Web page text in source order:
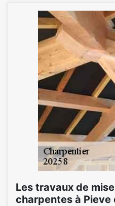
Les travaux de
charpentes à